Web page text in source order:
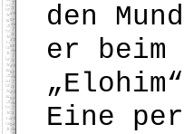
den
er beim
Eine